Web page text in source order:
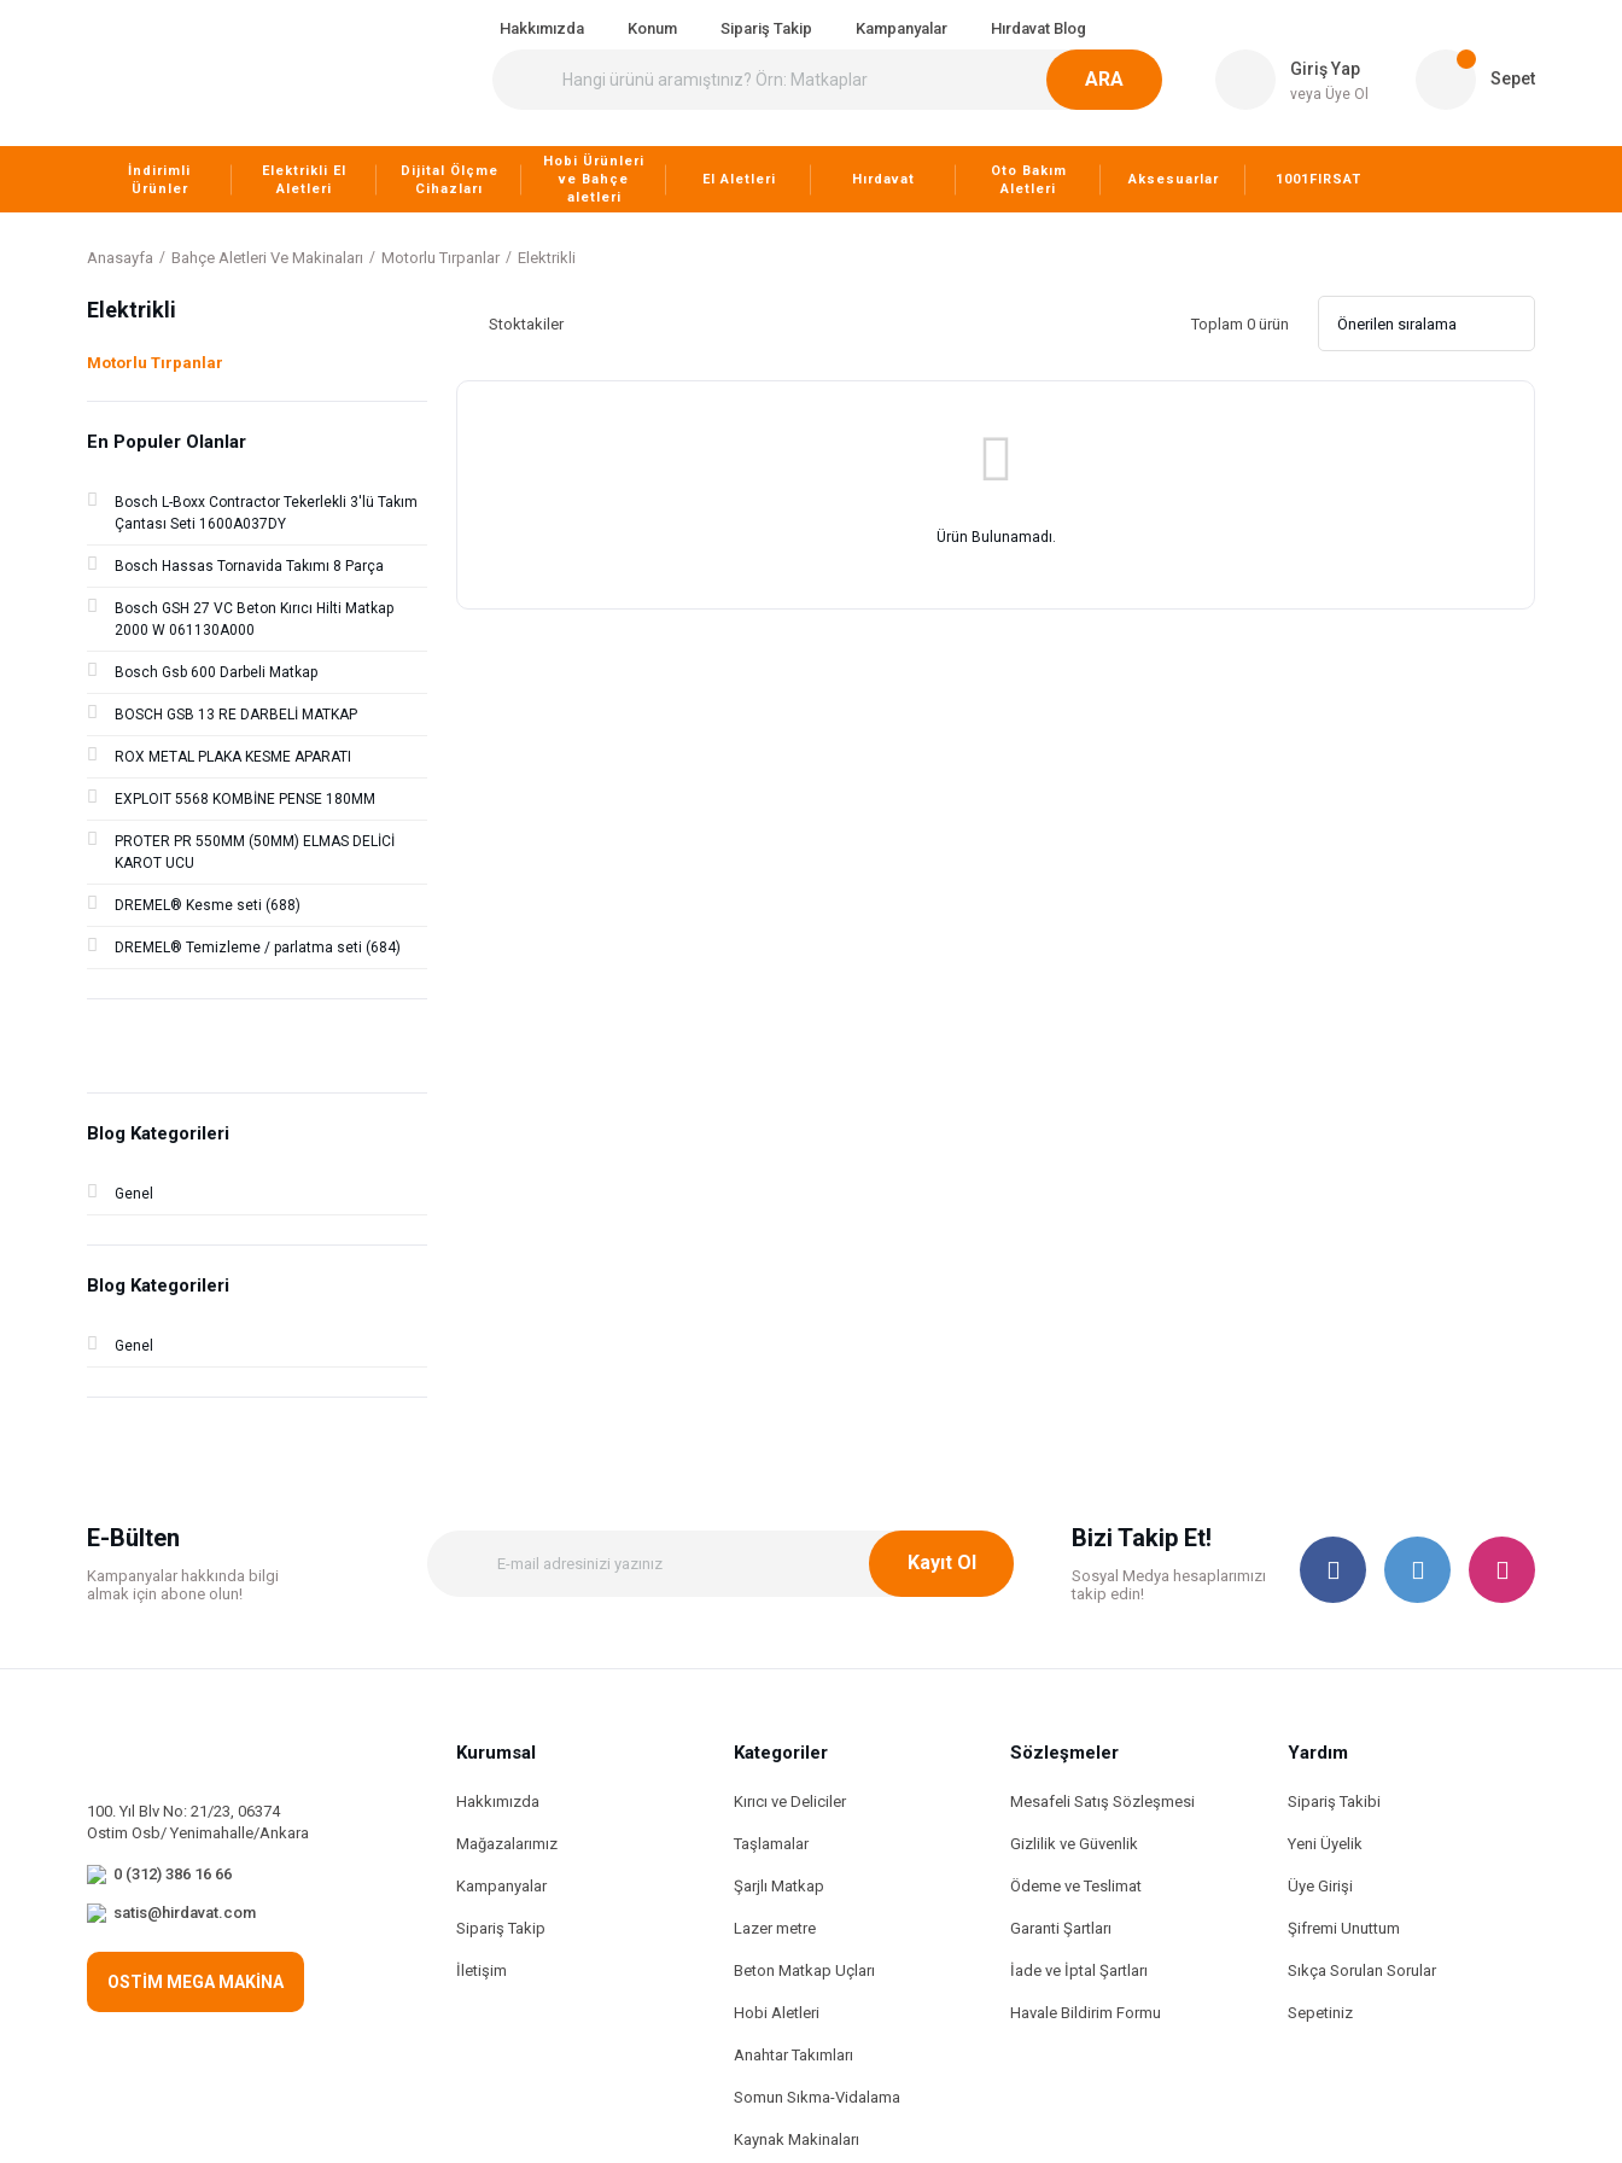
Hakkımızda Konum Sipariş Takip Kampanyalar Hırdavat Blog
ARA Giriş Yap
veya Üye Ol
Sepet
İndirimli
Ürünler
Elektrikli El
Aletleri
Dijital Ölçme
Cihazları
Hobi Ürünleri
ve Bahçe
aletleri
El Aletleri Hırdavat
Oto Bakım
Aletleri
Aksesuarlar 1001FIRSAT
Anasayfa Bahçe Aletleri Ve Makinaları Motorlu Tırpanlar Elektrikli
Elektrikli
Motorlu Tırpanlar
En Populer Olanlar
Bosch L-Boxx Contractor Tekerlekli 3'lü Takım
Çantası Seti 1600A037DY
Bosch Hassas Tornavida Takımı 8 Parça
Bosch GSH 27 VC Beton Kırıcı Hilti Matkap
2000 W 061130A000
Bosch Gsb 600 Darbeli Matkap
BOSCH GSB 13 RE DARBELİ MATKAP
ROX METAL PLAKA KESME APARATI
EXPLOIT 5568 KOMBİNE PENSE 180MM
PROTER PR 550MM (50MM) ELMAS DELİCİ
KAROT UCU
DREMEL® Kesme seti (688)
DREMEL® Temizleme / parlatma seti (684)
Blog Kategorileri
Genel
Blog Kategorileri
Genel
Stoktakiler Toplam 0 ürün
Ürün Bulunamadı.
E-Bülten
Kampanyalar hakkında bilgi
almak için abone olun!
Kayıt Ol
Bizi Takip Et!
Sosyal Medya hesaplarımızı
takip edin!
100. Yıl Blv No: 21/23, 06374
Ostim Osb/ Yenimahalle/Ankara
0 (312) 386 16 66
satis@hirdavat.com
OSTİM MEGA MAKİNA
Kurumsal
Hakkımızda
Mağazalarımız
Kampanyalar
Sipariş Takip
İletişim
Kategoriler
Kırıcı ve Deliciler
Taşlamalar
Şarjlı Matkap
Lazer metre
Beton Matkap Uçları
Hobi Aletleri
Anahtar Takımları
Somun Sıkma-Vidalama
Kaynak Makinaları
Sözleşmeler
Mesafeli Satış Sözleşmesi
Gizlilik ve Güvenlik
Ödeme ve Teslimat
Garanti Şartları
İade ve İptal Şartları
Havale Bildirim Formu
Yardım
Sipariş Takibi
Yeni Üyelik
Üye Girişi
Şifremi Unuttum
Sıkça Sorulan Sorular
Sepetiniz